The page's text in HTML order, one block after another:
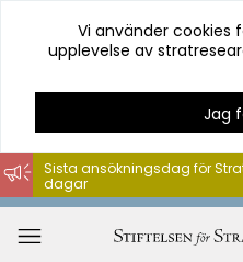
Hoppa
till
innehåll
Vi använder cookies
upplevelse av
Jag
Sista ansökningsdag för
dagar